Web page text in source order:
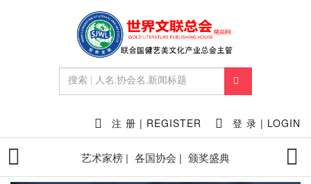
注 册 | REGISTER 登 录 | LOGIN
艺术家榜 | 各国协会 | 颁奖盛典